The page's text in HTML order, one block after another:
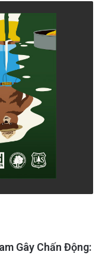
Gây Chấn Động: